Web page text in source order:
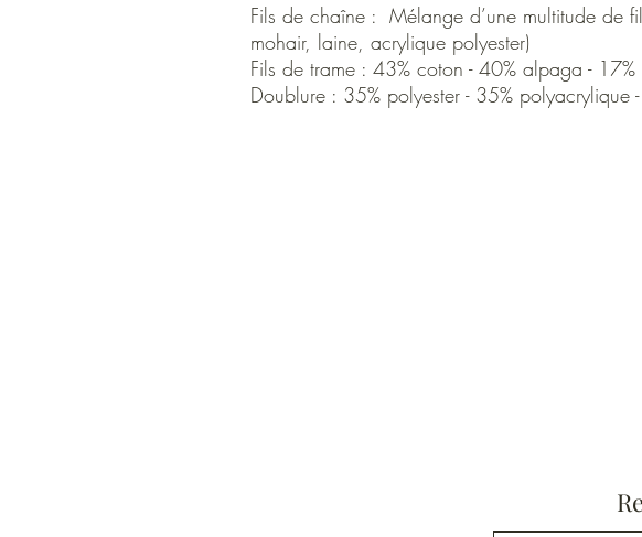
Fils de chaîne : Mélange d’une multitude de
mohair, laine, acrylique polyester)
Fils de trame : 43% coton - 40% alpaga - 17%
Doublure : 35% polyester - 35% polyacrylique